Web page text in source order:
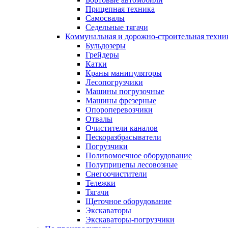
Прицепная техника
Самосвалы
Седельные тягачи
Коммунальная и дорожно-строительная
Бульдозеры
Грейдеры
Катки
Краны манипуляторы
Лесопогрузчики
Машины погрузочные
Машины фрезерные
Опороперевозчики
Отвалы
Очистители каналов
Пескоразбрасыватели
Погрузчики
Поливомоечное оборудование
Полуприцепы лесовозные
Снегоочистители
Тележки
Тягачи
Щеточное оборудование
Экскаваторы
Экскаваторы-погрузчики